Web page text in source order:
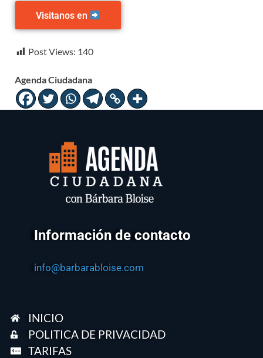
Visitanos en
Visitanos en
Post Views: 140
Agenda Ciudadana
Información de contacto
info@barbarabloise.com
INICIO
POLITICA DE PRIVACIDAD
TARIFAS